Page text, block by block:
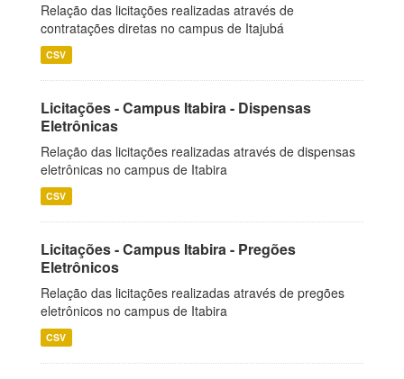
Relação das licitações realizadas através de
contratações diretas no campus de Itajubá
CSV
Licitações - Campus Itabira - Dispensas
Eletrônicas
Relação das licitações realizadas através de dispensas
eletrônicas no campus de Itabira
CSV
Licitações - Campus Itabira - Pregões
Eletrônicos
Relação das licitações realizadas através de pregões
eletrônicos no campus de Itabira
CSV